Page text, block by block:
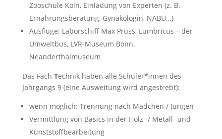
Zooschule Köln, Einladung von Experten (z. B.
Ernährungsberatung, Gynäkologin, NABU…)
Ausflüge: Laborschiff Max Prüss, Lumbricus – der
Umweltbus, LVR-Museum Bonn,
Neanderthalmuseum
Das Fach Technik haben alle Schüler*innen des
Jahrgangs 9 (eine Ausweitung wird angestrebt):
wenn möglich: Trennung nach Mädchen / Jungen
Vermittlung von Basics in der Holz- / Metall- und
Kunststoffbearbeitung